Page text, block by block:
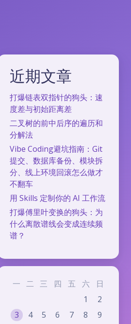
近期文章
打爆链表双指针的狗头：速
度差与初始距离差
二叉树的前中后序的遍历和
分解法
Vibe Coding避坑指南：Git
提交、数据库备份、模块拆
分、线上环境回滚怎么做才
不翻车
用 Skills 定制你的 AI 工作流
打爆傅里叶变换的狗头：为
什么离散谱线会变成连续频
谱？
一 二 三 四 五 六
日
1
2
3
4 5 6 7 8
9